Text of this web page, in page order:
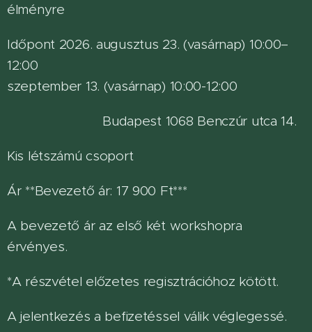
élményre
Időpont 2026. augusztus 23. (vasárnap) 10:00–
12:00
szeptember 13. (vasárnap) 10:00-12:00
Budapest 1068 Benczúr utca 14.
Kis létszámú csoport
Ár **Bevezető ár: 17 900 Ft***
A bevezető ár az első két workshopra
érvényes.
*A részvétel előzetes regisztrációhoz kötött.
A jelentkezés a befizetéssel válik véglegessé.